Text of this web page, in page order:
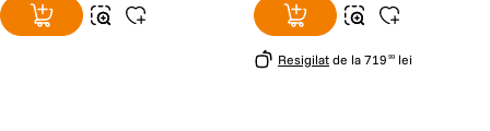
Resigilat de la 719 99 lei